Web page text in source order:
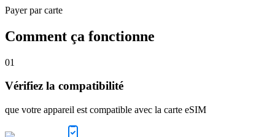
Payer par carte
Comment ça fonctionne
01
Vérifiez la compatibilité
que votre appareil est compatible avec la carte eSIM